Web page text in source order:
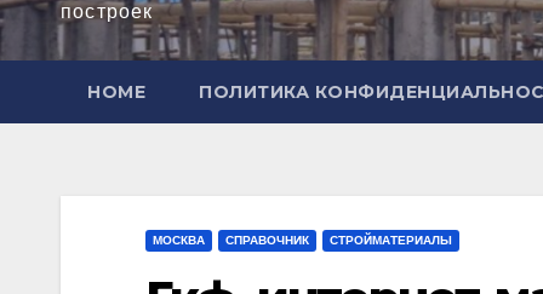
построек
HOME ПОЛИТИКА
МОСКВА СПРАВОЧНИК СТРОЙМАТЕРИАЛЫ